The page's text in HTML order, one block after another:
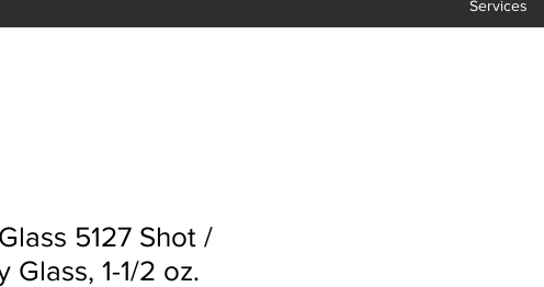
Services
5127 Shot /
Glass, 1-1/2 oz.